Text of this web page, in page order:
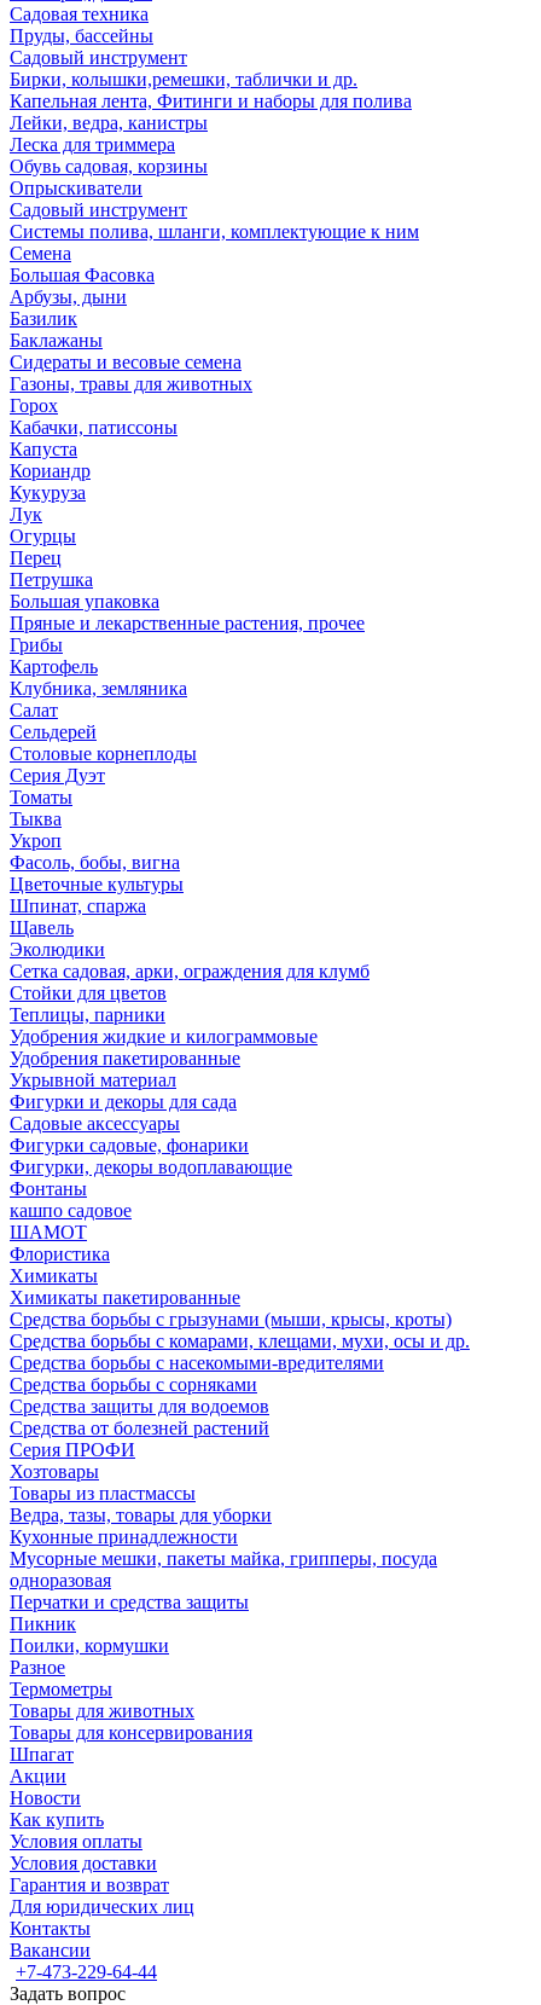
Садовая техника
Пруды, бассейны
Садовый инструмент
Бирки, колышки,ремешки, таблички и др.
Капельная лента, Фитинги и наборы для полива
Лейки, ведра, канистры
Леска для триммера
Обувь садовая, корзины
Опрыскиватели
Садовый инструмент
Системы полива, шланги, комплектующие к ним
Семена
Большая Фасовка
Арбузы, дыни
Базилик
Баклажаны
Сидераты и весовые семена
Газоны, травы для животных
Горох
Кабачки, патиссоны
Капуста
Кориандр
Кукуруза
Лук
Огурцы
Перец
Петрушка
Большая упаковка
Пряные и лекарственные растения, прочее
Грибы
Картофель
Клубника, земляника
Салат
Сельдерей
Столовые корнеплоды
Серия Дуэт
Томаты
Тыква
Укроп
Фасоль, бобы, вигна
Цветочные культуры
Шпинат, спаржа
Щавель
Эколюдики
Сетка садовая, арки, ограждения для клумб
Стойки для цветов
Теплицы, парники
Удобрения жидкие и килограммовые
Удобрения пакетированные
Укрывной материал
Фигурки и декоры для сада
Садовые аксессуары
Фигурки садовые, фонарики
Фигурки, декоры водоплавающие
Фонтаны
кашпо садовое
ШАМОТ
Флористика
Химикаты
Химикаты пакетированные
Средства борьбы с грызунами (мыши, крысы, кроты)
Средства борьбы с комарами, клещами, мухи, осы и др.
Средства борьбы с насекомыми-вредителями
Средства борьбы с сорняками
Средства защиты для водоемов
Средства от болезней растений
Серия ПРОФИ
Хозтовары
Товары из пластмассы
Ведра, тазы, товары для уборки
Кухонные принадлежности
Мусорные мешки, пакеты майка, грипперы, посуда
одноразовая
Перчатки и средства защиты
Пикник
Поилки, кормушки
Разное
Термометры
Товары для животных
Товары для консервирования
Шпагат
Акции
Новости
Как купить
Условия оплаты
Условия доставки
Гарантия и возврат
Для юридических лиц
Контакты
Вакансии
+7-473-229-64-44
Задать вопрос